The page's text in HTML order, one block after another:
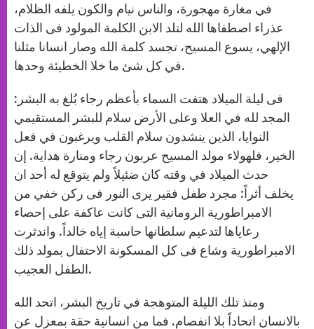
في مغارة مهجورة، والناس نيام والكون يلفه الظلام،
عذراء اصطفاها الله لتلد الابن الكلمة المولود فى الذات
الإلهي، يسوع المسيح، تجسد كلمة الله وصار انسانا مثلنا
في كل شئ ما خلا الخطيئة وحدها.
فى ليلة الميلاد هتفت السماء بأعظم رجاء بُلغ به البشر:
المجد لله في العلا وعلى الأرض سلام للبشر المستقيمي
النوايا، الذين ينشدون سلام القلب ويرغبون في فعل
الخير، فلهولاء مولد المسيح عربون رجاء ومنارة هداية. إن
حدث الميلاد في وقته كان ضئيلاً ولم يتوقع له أحد ان
يخلف أثراً: مجرد طفل فقير يرى النور فى ركن خفي من
الامبراطورية الرومانية التى كانت عاكفة على إحصاء
رعاياها لتدعيم سلطانها حاسبة إياه خالداً. واندثرت
الامبراطورية وشاع فى كل المسكونة الاحتفال بمولد ذلك
الطفل العجيب.
ومنذ تلك الليلة المتوهجة في تاريخ البشر، اتحد الله
بالانسان اتحاداً بلا انفصام. فما من انسانية حقة بمعزل عن